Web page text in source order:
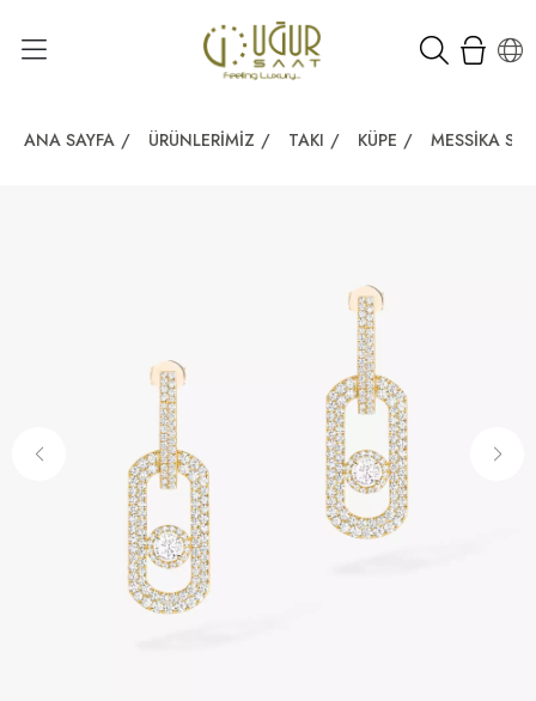
ANA SAYFA / ÜRÜNLERIMIZ / TAKI / KÜPE / MESSIKA